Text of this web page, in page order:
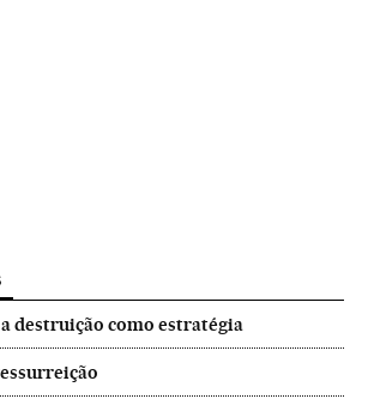
destruição como estratégia